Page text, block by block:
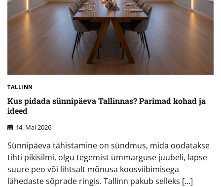
TALLINN
Kus pidada sünnipäeva Tallinnas? Parimad kohad ja
ideed
14. Mai 2026
Sünnipäeva tähistamine on sündmus, mida oodatakse
tihti pikisilmi, olgu tegemist ümmarguse juubeli, lapse
suure peo või lihtsalt mõnusa koosviibimisega
lähedaste sõprade ringis. Tallinn pakub selleks […]